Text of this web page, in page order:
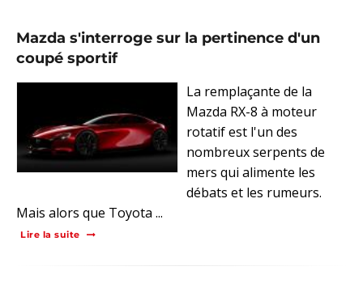
Mazda s'interroge sur la pertinence d'un
coupé sportif
La remplaçante de la
Mazda RX-8 à moteur
rotatif est l'un des
nombreux serpents de
mers qui alimente les
débats et les rumeurs.
Mais alors que Toyota ...
Lire la suite